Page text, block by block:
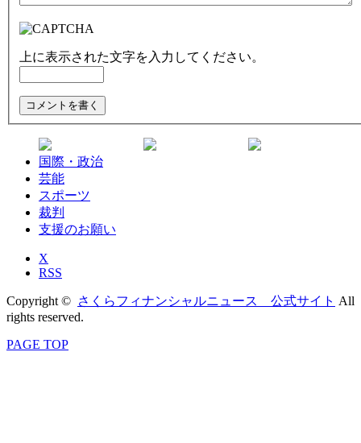
上に表示された文字を入力してください。
国際・政治
芸能
スポーツ
裁判
支援のお願い
X
RSS
Copyright © さくらフィナンシャルニュース 公式サイト All
rights reserved.
PAGE TOP